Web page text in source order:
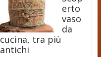
erto
vaso
da
cucina, tra più
antichi